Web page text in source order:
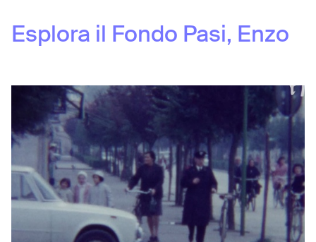
Esplora il Fondo Pasi, Enzo